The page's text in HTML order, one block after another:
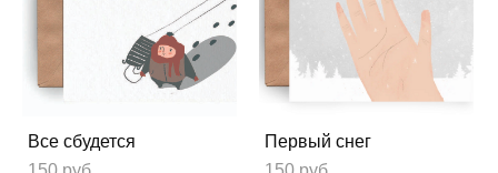
Все сбудется
Первый снег